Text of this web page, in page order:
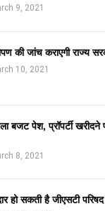
9, 2021
की जांच कराएगी राज्य
10, 2021
बजट पेश, प्रॉपर्टी खरीदने
8, 2021
हो सकती है जीएसटी